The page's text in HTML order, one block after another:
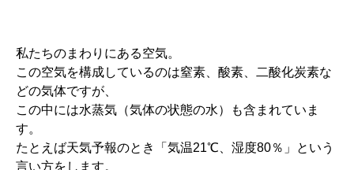
私たちのまわりにある空気。
この空気を構成しているのは窒素、酸素、二酸化炭素な
どの気体ですが、
この中には水蒸気（気体の状態の水）も含まれていま
す。
たとえば天気予報のとき「気温21℃、湿度80％」という
言い方をします。